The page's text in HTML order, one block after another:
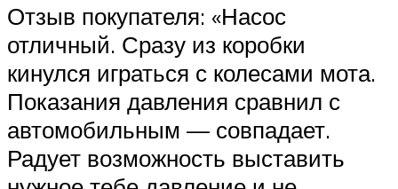
Отзыв покупателя: «Насос
отличный. Сразу из коробки
кинулся играться с колесами мота.
Показания давления сравнил с
автомобильным — совпадает.
Радует возможность выставить